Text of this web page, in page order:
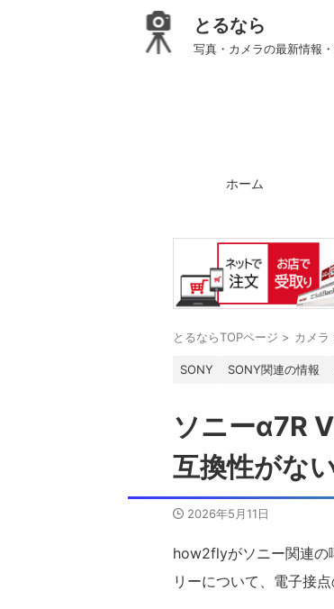
とるなら
写真・カメラの最新情報
ホーム
とるならTOPページ > カメラ
SONY SONY関連の情報
ソニーα7R
互換性がな
2026年5月11日
how2flyがソニー関連の
リーについて、電子接